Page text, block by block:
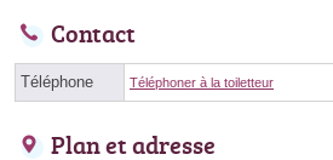
Contact
Téléphone Téléphoner à la toiletteur
Plan et adresse